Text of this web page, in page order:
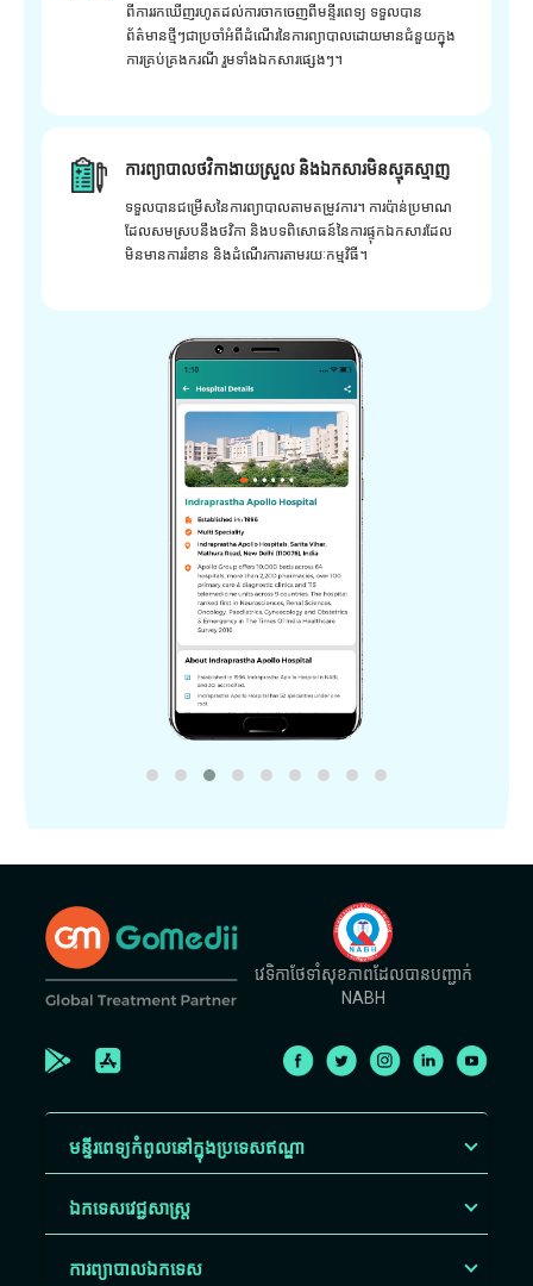
ពីការរកឃើញរហូតដល់ការចាកចេញពីមន្ទីរពេទ្យ ទទួលបាន
ព័ត៌មានថ្មីៗជាប្រចាំអំពីដំណើរនៃការព្យាបាលដោយមានជំនួយក្នុង
ការគ្រប់គ្រងករណី រួមទាំងឯកសារផ្សេងៗ។
ការព្យាបាលថវិកាងាយស្រួល និងឯកសារមិនស្មុគស្មាញ
ទទួលបានជម្រើសនៃការព្យាបាលតាមតម្រូវការ។ ការប៉ាន់ប្រមាណ
ដែលសមស្របនឹងថវិកា និងបទពិសោធន៍នៃការផ្ទុកឯកសារដែល
មិនមានការរំខាន និងដំណើរការតាមរយៈកម្មវិធី។
វេទិកាថែទាំសុខភាពដែលបានបញ្ជាក់
NABH
មន្ទីរពេទ្យកំពូលនៅក្នុងប្រទេសឥណ្ឌា
ឯកទេសវេជ្ជសាស្ត្រ
ការព្យាបាលឯកទេស